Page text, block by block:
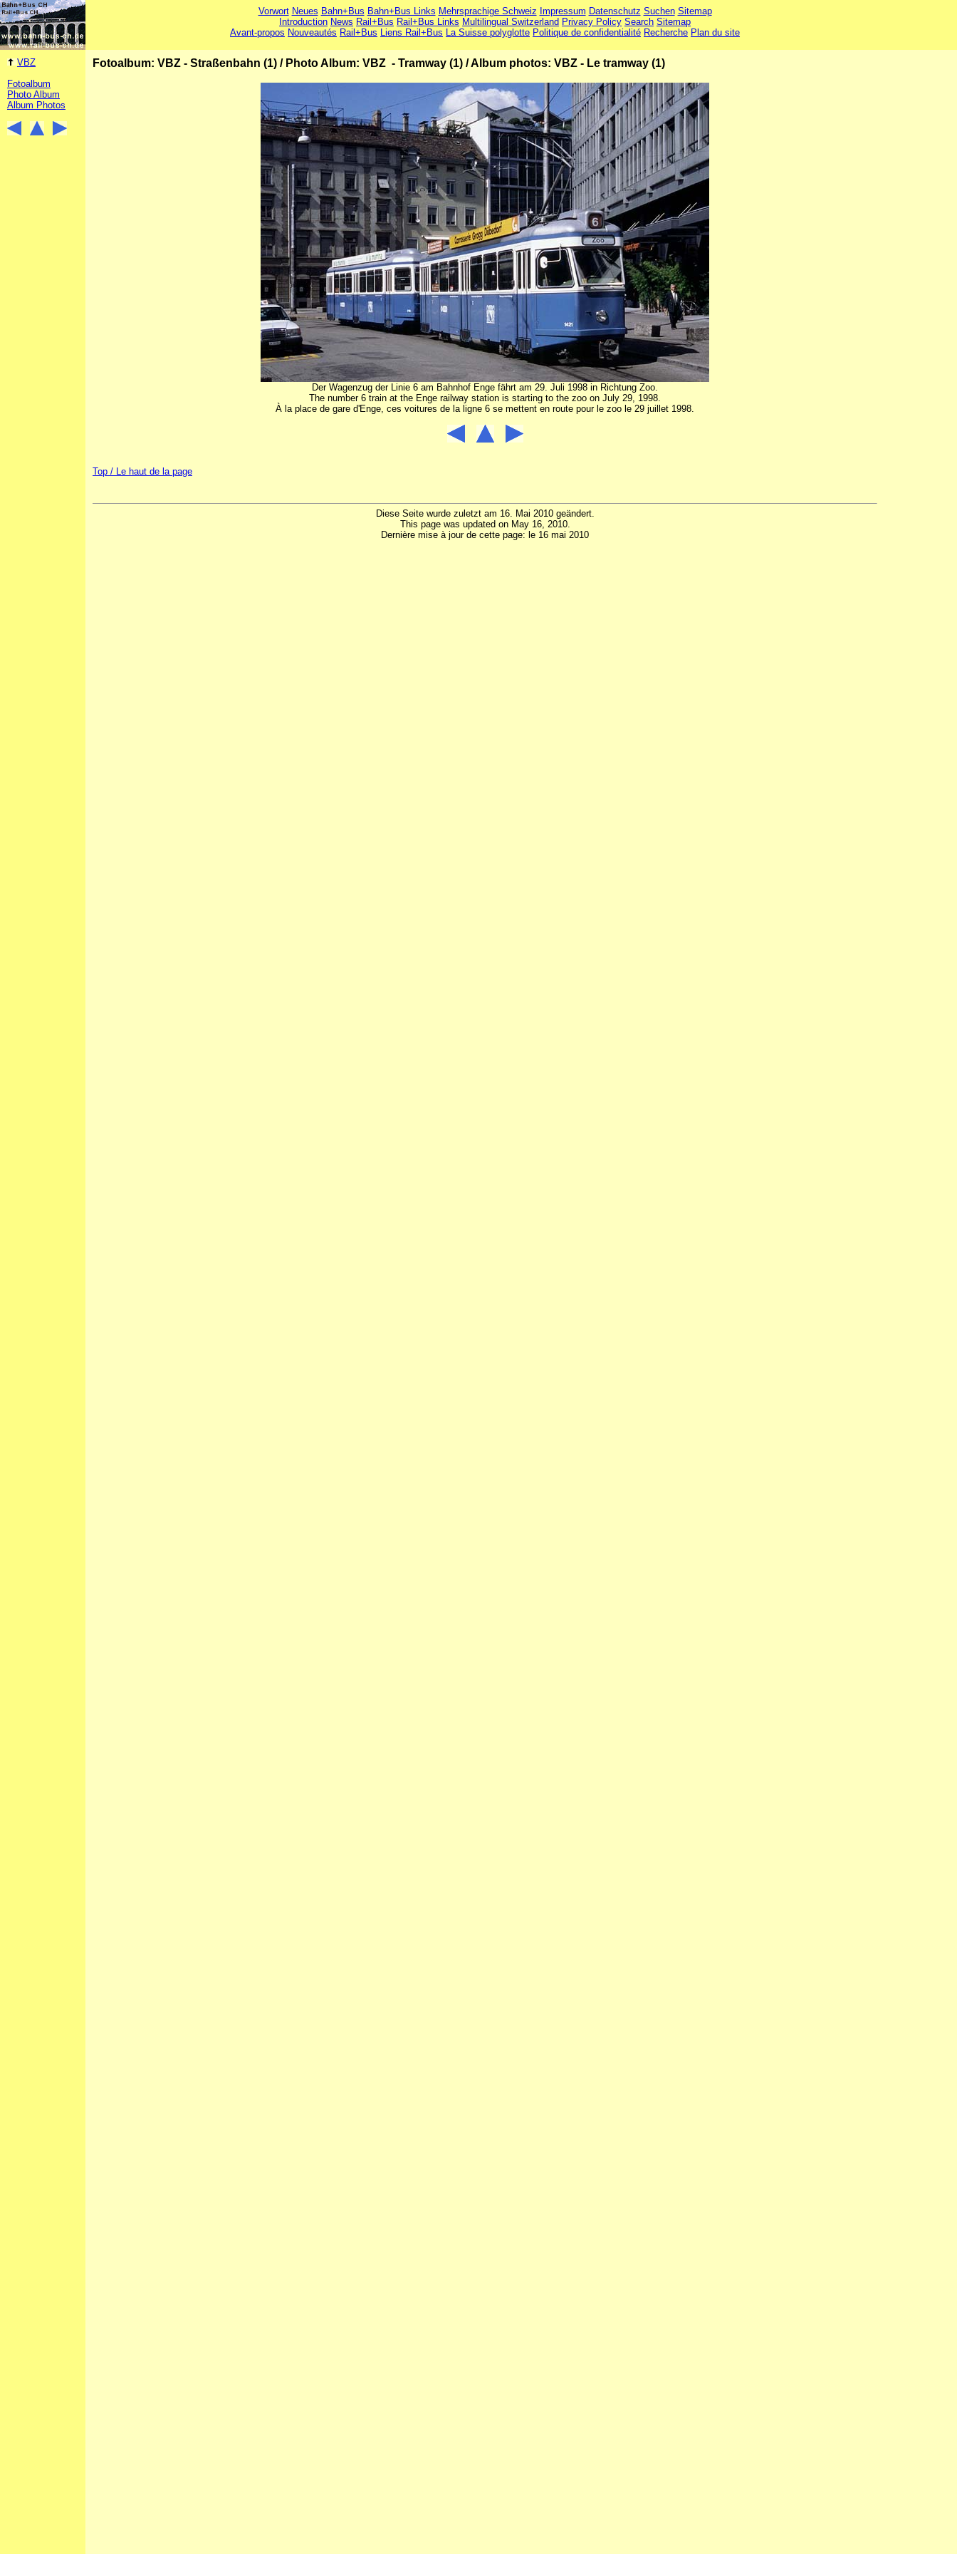
Vorwort Neues Bahn+Bus Bahn+Bus Links Mehrsprachige Schweiz Impressum Datenschutz Suchen Sitemap
Introduction News Rail+Bus Rail+Bus Links Multilingual Switzerland Privacy Policy Search Sitemap
Avant-propos Nouveautés Rail+Bus Liens Rail+Bus La Suisse polyglotte Politique de confidentialité Recherche Plan du site
VBZ
Fotoalbum
Photo Album
Album Photos
Fotoalbum: VBZ - Straßenbahn (1) / Photo Album: VBZ - Tramway (1) /Album photos: VBZ - Le tramway (1)
Der Wagenzug der Linie 6 am Bahnhof Enge fährt am 29. Juli 1998 in Richtung Zoo.
The number 6 train at the Enge railway station is starting to the zoo on July 29, 1998.
À la place de gare d'Enge, ces voitures de la ligne 6 se mettent en route pour le zoo le 29 juillet 1998.
Top / Le haut de la page
Diese Seite wurde zuletzt am 16. Mai 2010 geändert.
This page was updated on May 16, 2010.
Dernière mise à jour de cette page: le 16 mai 2010